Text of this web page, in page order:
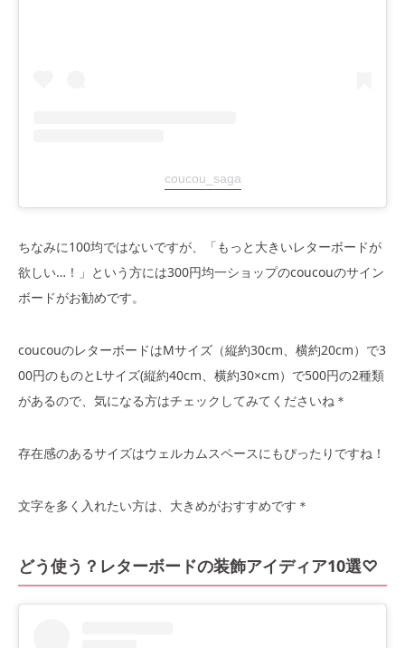
coucou_saga
ちなみに100均ではないですが、「もっと大きいレターボードが
欲しい…！」という方には300円均一ショップのcoucouのサイン
ボードがお勧めです。
coucouのレターボードはMサイズ（縦約30cm、横約20cm）で3
00円のものとLサイズ(縦約40cm、横約30×cm）で500円の2種類
があるので、気になる方はチェックしてみてくださいね＊
存在感のあるサイズはウェルカムスペースにもぴったりですね！
文字を多く入れたい方は、大きめがおすすめです＊
どう使う？レターボードの装飾アイディア10選♡